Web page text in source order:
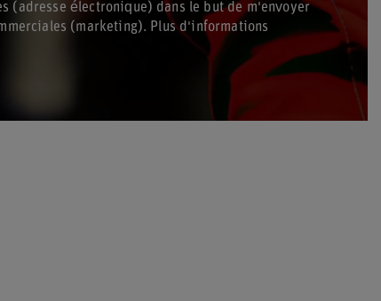
(adresse électronique) dans le but de m'envoyer
(marketing). Plus d'informations